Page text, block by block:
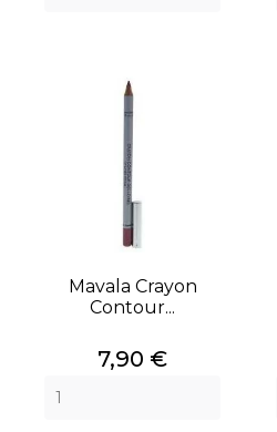
Mavala Crayon
Contour...
Prix
7,90 €